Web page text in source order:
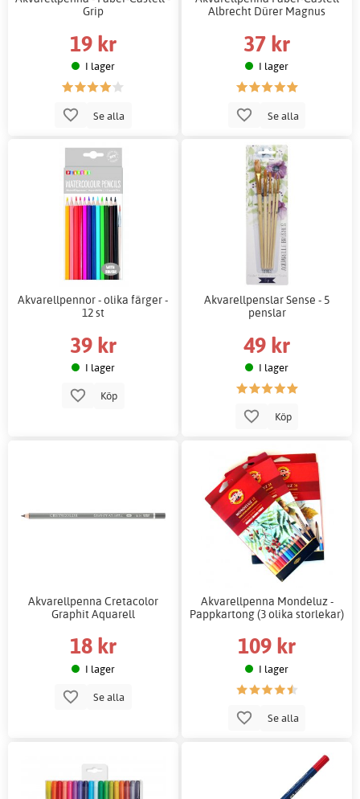
Grip
19 kr
I lager
Se alla
Albrecht Dürer Magnus
37 kr
I lager
Se alla
Akvarellpennor - olika färger -
12 st
39 kr
I lager
Köp
Akvarellpenslar Sense - 5
penslar
49 kr
I lager
Köp
Akvarellpenna Cretacolor
Graphit Aquarell
18 kr
I lager
Se alla
Akvarellpenna Mondeluz -
Pappkartong (3 olika storlekar)
109 kr
I lager
Se alla